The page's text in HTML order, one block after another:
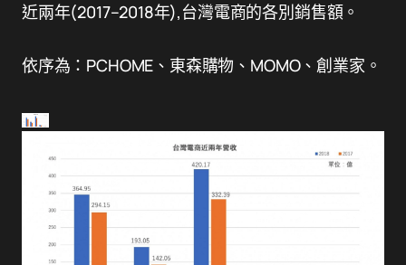
近兩年(2017–2018年),台灣電商的各別銷售額。
依序為：PCHOME、東森購物、MOMO、創業家。